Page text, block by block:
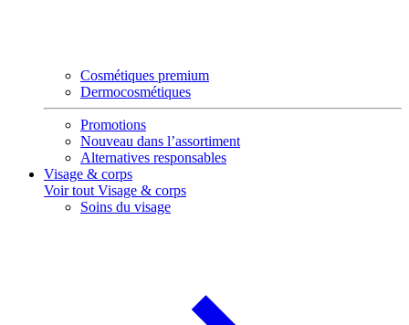
Cosmétiques premium
Dermocosmétiques
Promotions
Nouveau dans l’assortiment
Alternatives responsables
Visage & corps
Voir tout Visage & corps
Soins du visage